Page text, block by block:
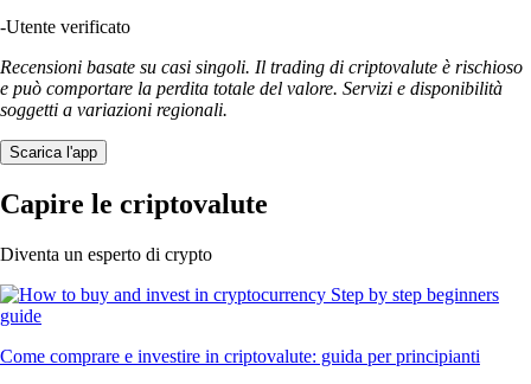
-Utente verificato
Recensioni basate su casi singoli. Il trading di criptovalute è rischioso
e può comportare la perdita totale del valore. Servizi e disponibilità
soggetti a variazioni regionali.
Scarica l'app
Capire le criptovalute
Diventa un esperto di crypto
Come comprare e investire in criptovalute: guida per principianti